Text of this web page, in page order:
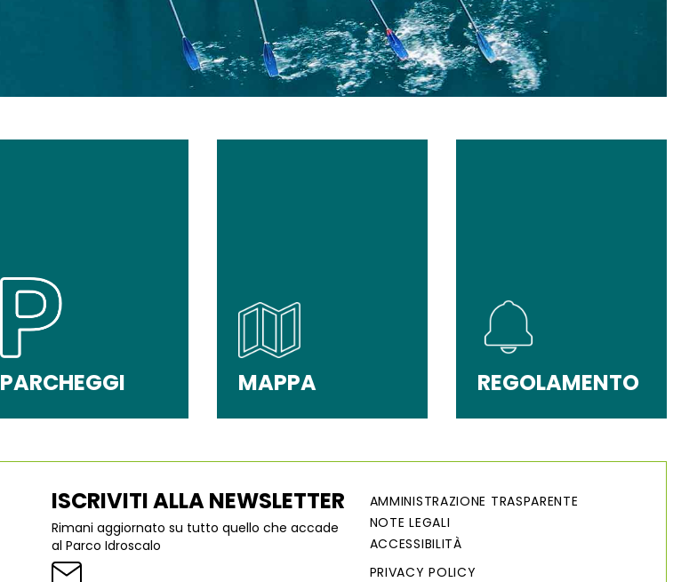
PARCHEGGI MAPPA REGOLAMENTO
ISCRIVITI ALLA NEWSLETTER
Rimani aggiornato su tutto quello che accade
al Parco Idroscalo
AMMINISTRAZIONE TRASPARENTE
NOTE LEGALI
ACCESSIBILITÀ
PRIVACY POLICY